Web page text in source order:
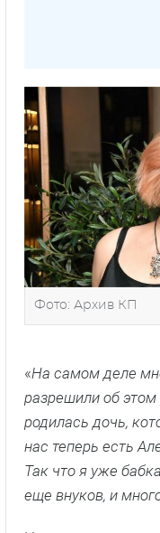
Фото: Архив КП
«На самом деле
разрешили об этом
родилась дочь,
нас теперь есть
Так что я уже
еще внуков, и